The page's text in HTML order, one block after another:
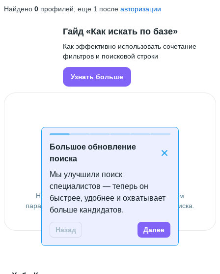
Найдено 0 профилей, еще 1 после авторизации
Большое обновление
поиска
Мы улучшили поиск
специалистов — теперь он
быстрее, удобнее и охватывает
больше кандидатов.
Назад Далее
Гайд «Как искать по базе»
Как эффективно использовать сочетание
фильтров и поисковой строки
Узнать больше
Специалисты не найдены
Не удалось найти специалистов по заданным
параметрам. Попробуйте изменить условия поиска.